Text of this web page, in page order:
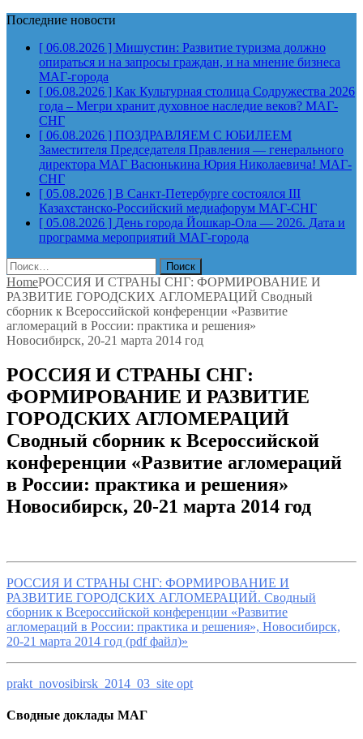
Последние новости
[ 06.08.2026 ] Мишустин: Развитие туризма должно
опираться и на запросы граждан, и на мнение бизнеса
МАГ-города
[ 06.08.2026 ] Как Культурная столица Содружества 2026
года – Мегри хранит духовное наследие веков? МАГ-
СНГ
[ 06.08.2026 ] ПОЗДРАВЛЯЕМ С ЮБИЛЕЕМ
Заместителя Председателя Правления — генерального
директора МАГ Васюнькина Юрия Николаевича! МАГ-
СНГ
[ 05.08.2026 ] В Санкт-Петербурге состоялся III
Казахстанско-Российский медиафорум МАГ-СНГ
[ 05.08.2026 ] День города Йошкар-Ола — 2026. Дата и
программа мероприятий МАГ-города
Найти:
HomeРОССИЯ И СТРАНЫ СНГ: ФОРМИРОВАНИЕ И
РАЗВИТИЕ ГОРОДСКИХ АГЛОМЕРАЦИЙ Сводный
сборник к Всероссийской конференции «Развитие
агломераций в России: практика и решения»
Новосибирск, 20-21 марта 2014 год
РОССИЯ И СТРАНЫ СНГ:
ФОРМИРОВАНИЕ И РАЗВИТИЕ
ГОРОДСКИХ АГЛОМЕРАЦИЙ
Сводный сборник к Всероссийской
конференции «Развитие агломераций
в России: практика и решения»
Новосибирск, 20-21 марта 2014 год
РОССИЯ И СТРАНЫ СНГ: ФОРМИРОВАНИЕ И
РАЗВИТИЕ ГОРОДСКИХ АГЛОМЕРАЦИЙ. Сводный
сборник к Всероссийской конференции «Развитие
агломераций в России: практика и решения», Новосибирск,
20-21 марта 2014 год (pdf файл)»
prakt_novosibirsk_2014_03_site opt
Сводные доклады МАГ